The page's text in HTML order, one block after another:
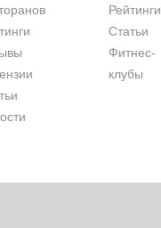
Рейтинги
Статьи
Фитнес-
клубы